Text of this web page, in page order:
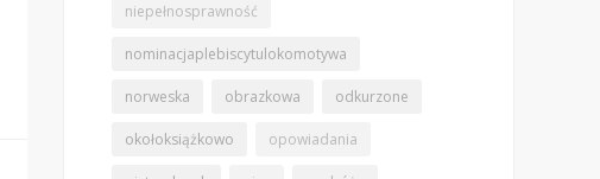
niepełnosprawność
nominacjaplebiscytulokomotywa
norweska obrazkowa odkurzone
okołoksiążkowo opowiadania